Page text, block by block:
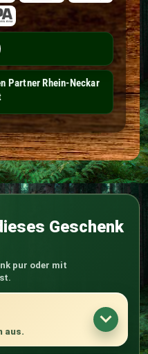
4 Bäume gepflanzt
Geschenk
pur oder mit
aus.